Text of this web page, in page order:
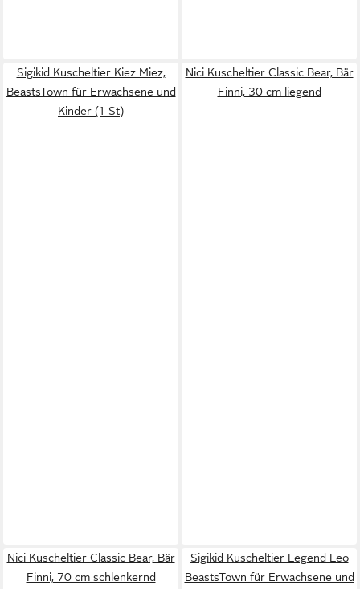
Sigikid Kuscheltier Kiez Miez,
BeastsTown für Erwachsene und
Kinder (1-St)
Nici Kuscheltier Classic Bear, Bär
Finni, 30 cm liegend
Nici Kuscheltier Classic Bear, Bär
Finni, 70 cm schlenkernd
Sigikid Kuscheltier Legend Leo
BeastsTown für Erwachsene und